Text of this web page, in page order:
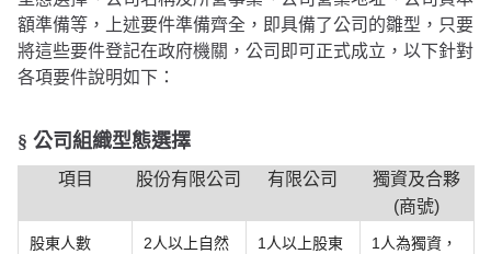
額準備等，上述要件準備齊全，即具備了公司的雛型，只要
將這些要件登記在政府機關，公司即可正式成立，以下針對
各項要件說明如下：
§ 公司組織型態選擇
項目 股份有限公司 有限公司
獨資及合夥
(商號)
股東人數
2人以上自然
1人以上股東
1人為獨資，